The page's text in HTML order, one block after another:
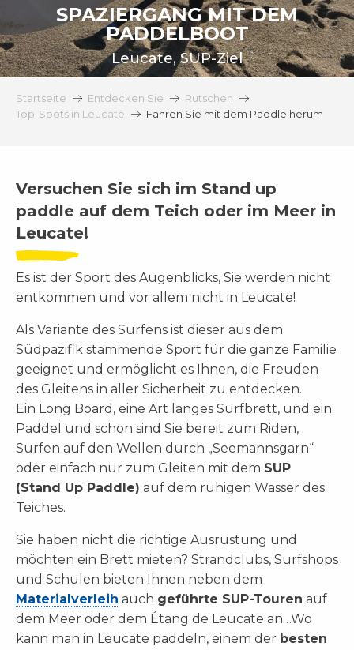
SPAZIERGANG MIT DEM
PADDELBOOT
Leucate, SUP-Ziel
Startseite Entdecken Sie
Rutschen
Top-Spots in Leucate
Fahren Sie mit dem Paddle herum
Versuchen Sie sich im Stand up
paddle auf dem Teich oder im Meer in
Leucate!
Es ist der Sport des Augenblicks, Sie werden nicht
entkommen und vor allem nicht in Leucate!
Als Variante des Surfens ist dieser aus dem
Südpazifik stammende Sport für die ganze Familie
geeignet und ermöglicht es Ihnen, die Freuden
des Gleitens in aller Sicherheit zu entdecken.
Ein Long Board, eine Art langes Surfbrett, und ein
Paddel und schon sind Sie bereit zum Riden,
Surfen auf den Wellen durch „Seemannsgarn“
oder einfach nur zum Gleiten mit dem SUP
(Stand Up Paddle) auf dem ruhigen Wasser des
Teiches.
Sie haben nicht die richtige Ausrüstung und
möchten ein Brett mieten? Strandclubs, Surfshops
und Schulen bieten Ihnen neben dem
Materialverleih auch geführte SUP-Touren auf
dem Meer oder dem Étang de Leucate an…Wo
kann man in Leucate paddeln, einem der besten